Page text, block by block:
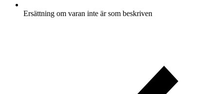
Ersättning om varan inte är som beskriven